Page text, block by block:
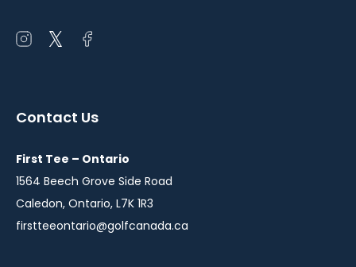
Open
window
Open
window
Open
window
Contact Us
First Tee – Ontario
1564 Beech Grove Side Road
Caledon, Ontario, L7K 1R3
firstteeontario@golfcanada.ca